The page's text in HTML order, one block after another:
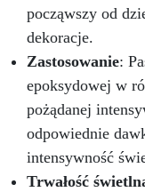
począwszy od
dekoracje.
Zastosowanie:
epoksydowej w
pożądanej
odpowiednie
intensywność
Trwałość